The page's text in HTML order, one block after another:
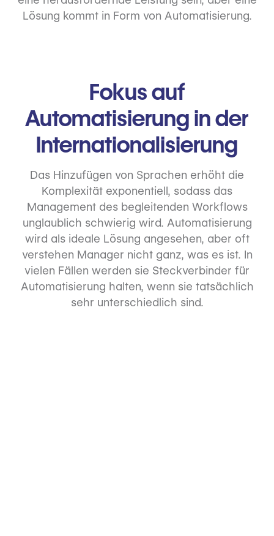
Lösung kommt in Form von Automatisierung.
Fokus auf
Automatisierung in der
Internationalisierung
Das Hinzufügen von Sprachen erhöht die
Komplexität exponentiell, sodass das
Management des begleitenden Workflows
unglaublich schwierig wird. Automatisierung
wird als ideale Lösung angesehen, aber oft
verstehen Manager nicht ganz, was es ist. In
vielen Fällen werden sie Steckverbinder für
Automatisierung halten, wenn sie tatsächlich
sehr unterschiedlich sind.